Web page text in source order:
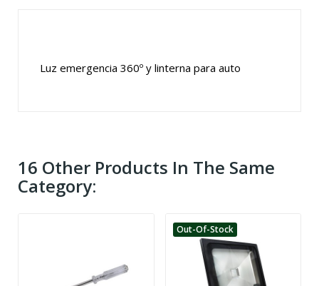
Luz emergencia 360º y linterna para auto
16 Other Products In The Same
Category:
Out-Of-Stock